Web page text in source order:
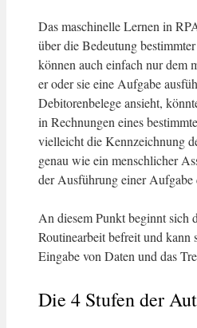
Das maschinelle Lernen in
über die Bedeutung
können auch einfach nur dem
er oder sie eine Aufgabe
Debitorenbelege ansieht,
in Rechnungen eines
vielleicht die Kennzeichnung
genau wie ein menschlicher
der Ausführung einer Aufgabe
An diesem Punkt beginnt sich
Routinearbeit befreit und
Eingabe von Daten und das
Die 4 Stufen der